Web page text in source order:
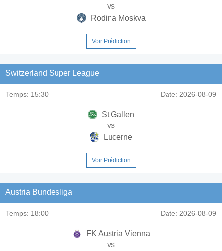
vs
Rodina Moskva
Voir Prédiction
Switzerland Super League
Temps: 15:30 Date: 2026-08-09
St Gallen
vs
Lucerne
Voir Prédiction
Austria Bundesliga
Temps: 18:00 Date: 2026-08-09
FK Austria Vienna
vs